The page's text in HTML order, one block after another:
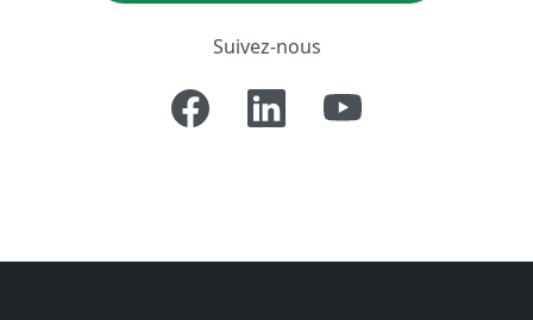
Suivez-nous